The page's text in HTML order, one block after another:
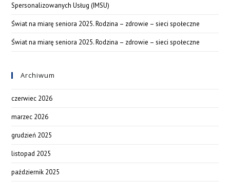
Spersonalizowanych Usług (IMSU)
Świat na miarę seniora 2025. Rodzina – zdrowie – sieci społeczne
Świat na miarę seniora 2025. Rodzina – zdrowie – sieci społeczne
Archiwum
czerwiec 2026
marzec 2026
grudzień 2025
listopad 2025
październik 2025